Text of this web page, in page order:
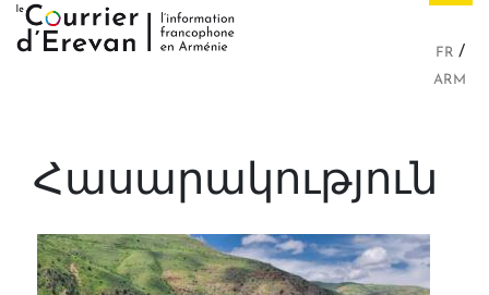
FR
ARM
Հասարակություն